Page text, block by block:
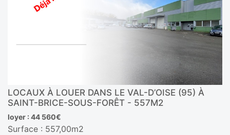
LOCAUX À LOUER DANS LE VAL-D’OISE (95) À
SAINT-BRICE-SOUS-FORÊT - 557M2
loyer : 44 560€
Surface : 557,00m2